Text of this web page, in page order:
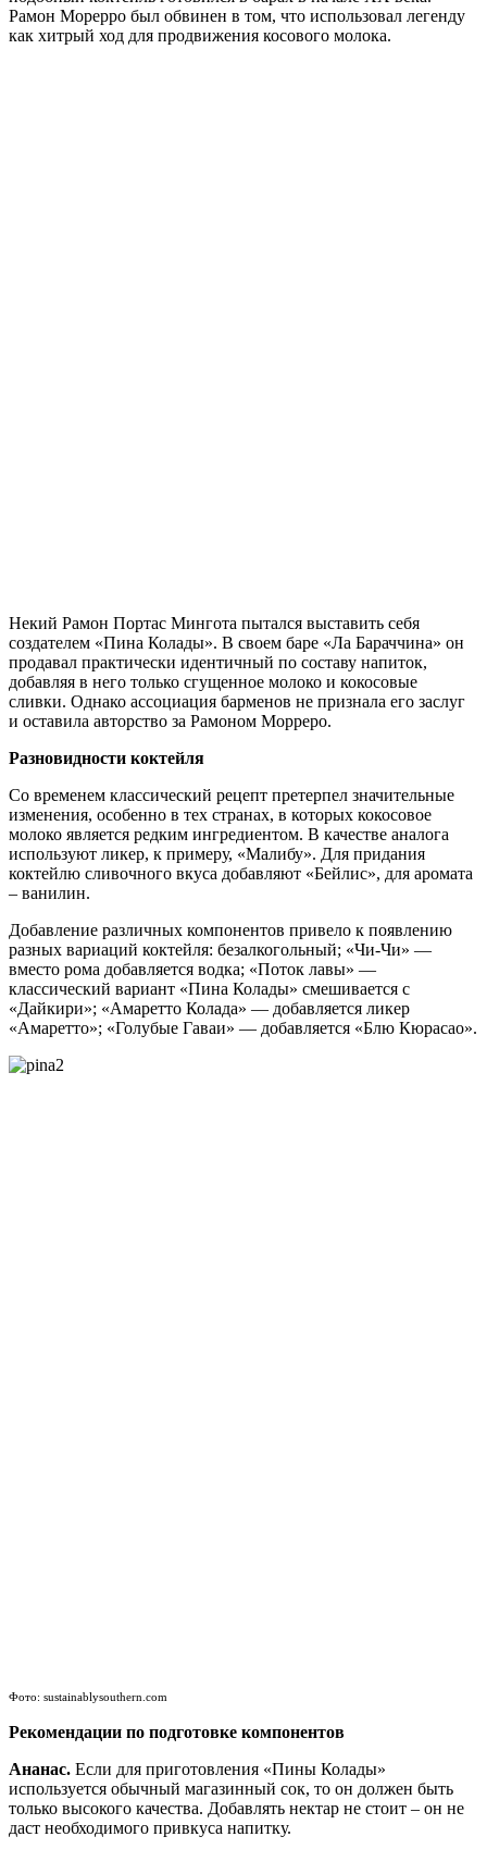
Рамон Морерро был обвинен в том, что использовал легенду
как хитрый ход для продвижения косового молока.
Некий Рамон Портас Мингота пытался выставить себя
создателем «Пина Колады». В своем баре «Ла Бараччина» он
продавал практически идентичный по составу напиток,
добавляя в него только сгущенное молоко и кокосовые
сливки. Однако ассоциация барменов не признала его заслуг
и оставила авторство за Рамоном Морреро.
Разновидности коктейля
Со временем классический рецепт претерпел значительные
изменения, особенно в тех странах, в которых кокосовое
молоко является редким ингредиентом. В качестве аналога
используют ликер, к примеру, «Малибу». Для придания
коктейлю сливочного вкуса добавляют «Бейлис», для аромата
– ванилин.
Добавление различных компонентов привело к появлению
разных вариаций коктейля: безалкогольный; «Чи-Чи» —
вместо рома добавляется водка; «Поток лавы» —
классический вариант «Пина Колады» смешивается с
«Дайкири»; «Амаретто Колада» — добавляется ликер
«Амаретто»; «Голубые Гаваи» — добавляется «Блю Кюрасао».
Фото: sustainablysouthern.com
Рекомендации по подготовке компонентов
Ананас. Если для приготовления «Пины Колады»
используется обычный магазинный сок, то он должен быть
только высокого качества. Добавлять нектар не стоит – он не
даст необходимого привкуса напитку.